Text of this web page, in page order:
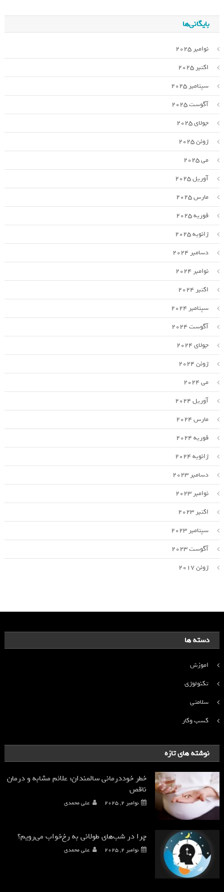
بایگانی‌ها
نوامبر 2025
اکتبر 2025
سپتامبر 2025
آگوست 2025
جولای 2025
ژوئن 2025
می 2025
آوریل 2025
مارس 2025
فوریه 2025
ژانویه 2025
دسامبر 2024
نوامبر 2024
اکتبر 2024
سپتامبر 2024
آگوست 2024
جولای 2024
ژوئن 2024
می 2024
آوریل 2024
مارس 2024
فوریه 2024
ژانویه 2024
دسامبر 2023
نوامبر 2023
اکتبر 2023
سپتامبر 2023
آگوست 2023
ژوئن 2017
دسته ها
اموزش
تکنولوژی
سلامتی
کسب وکار
نوشته های تازه
خطر خوددرمانی سالمندان: علائم مشابه و درمان
ناقص
نوامبر 2, 2025 علی محمدی
چرا در شب‌های طولانی به رخ‌خواب می‌رویم؟
نوامبر 2, 2025 علی محمدی